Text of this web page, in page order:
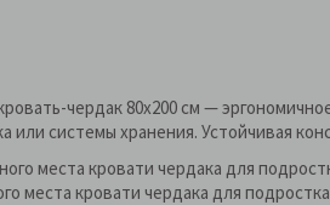
чердак 80х200 см —
или системы хранения. Устойчивая
места кровати чердака для
места кровати чердака для